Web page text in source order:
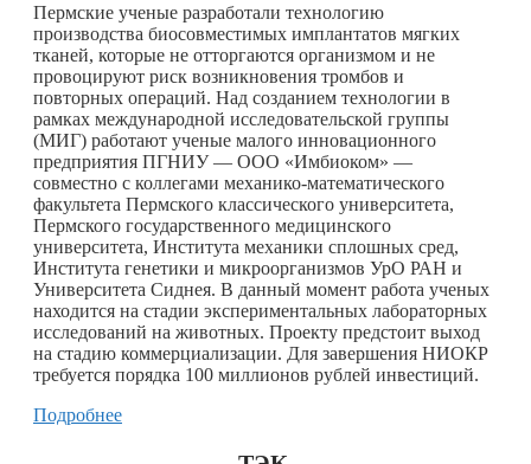
Пермские ученые разработали технологию
производства биосовместимых имплантатов мягких
тканей, которые не отторгаются организмом и не
провоцируют риск возникновения тромбов и
повторных операций. Над созданием технологии в
рамках международной исследовательской группы
(МИГ) работают ученые малого инновационного
предприятия ПГНИУ — ООО «Имбиоком» —
совместно с коллегами механико-математического
факультета Пермского классического университета,
Пермского государственного медицинского
университета, Института механики сплошных сред,
Института генетики и микроорганизмов УрО РАН и
Университета Сиднея. В данный момент работа ученых
находится на стадии экспериментальных лабораторных
исследований на животных. Проекту предстоит выход
на стадию коммерциализации. Для завершения НИОКР
требуется порядка 100 миллионов рублей инвестиций.
Подробнее